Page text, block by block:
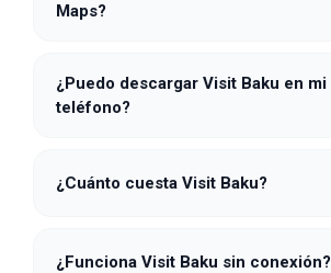
Maps?
¿Puedo descargar Visit Baku en mi
teléfono?
¿Cuánto cuesta Visit Baku?
¿Funciona Visit Baku sin conexión?